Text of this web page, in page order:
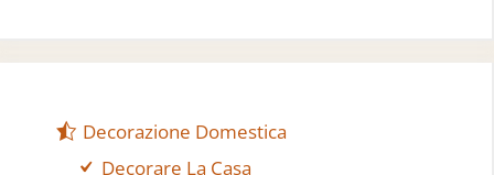
Decorazione Domestica
Decorare La Casa